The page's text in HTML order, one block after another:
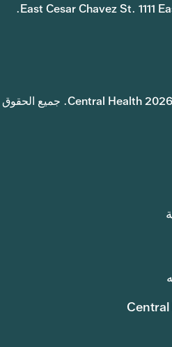
جميع الحقوق محفوظة © 2026 Central Health. جميع الحقوق